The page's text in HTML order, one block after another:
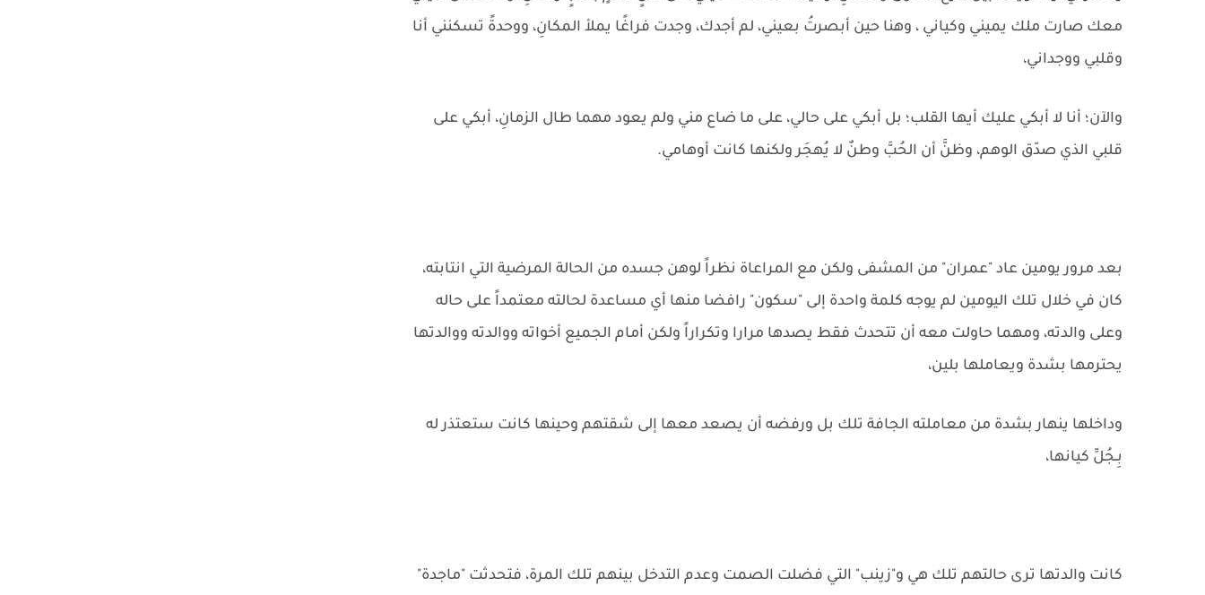
معك صارت ملك يميني وكياني ، وهنا حين أبصرتُ بعيني، لم أجدك، وجدت فراغًا يملأ المكانِ، ووحدةً تسكنني أنا
وقلبي ووجداني،
والآن؛ أنا لا أبكي عليك أيها القلب؛ بل أبكي على حالي، على ما ضاع مني ولم يعود مهما طال الزمانِ، أبكي على
قلبي الذي صدّق الوهم، وظنَّ أن الحُبَّ وطنٌ لا يُهجَر ولكنها كانت أوهامي.
بعد مرور يومين عاد "عمران" من المشفى ولكن مع المراعاة نظراً لوهن جسده من الحالة المرضية التي انتابته،
كان في خلال تلك اليومين لم يوجه كلمة واحدة إلى "سكون" رافضا منها أي مساعدة لحالته معتمداً على حاله
وعلى والدته، ومهما حاولت معه أن تتحدث فقط يصدها مرارا وتكراراً ولكن أمام الجميع أخواته ووالدته ووالدتها
يحترمها بشدة ويعاملها بلين،
وداخلها ينهار بشدة من معاملته الجافة تلك بل ورفضه أن يصعد معها إلى شقتهم وحينها كانت ستعتذر له
بِـجُلِّ كيانها،
كانت والدتها ترى حالتهم تلك هي و"زينب" التي فضلت الصمت وعدم التدخل بينهم تلك المرة، فتحدثت "ماجدة"